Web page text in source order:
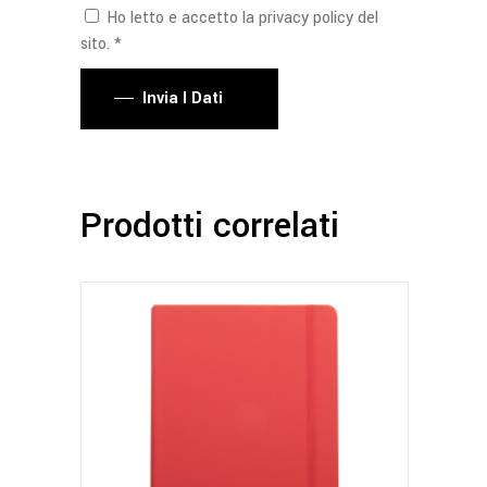
Ho letto e accetto la privacy policy del
sito. *
Invia I Dati
Prodotti correlati